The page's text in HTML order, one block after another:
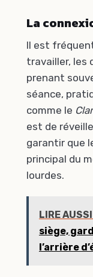
La
Il est
travailler, les
prenant
séance,
comme le
est de
garantir que
principal du
lourdes.
LIRE AUSSI
siège,
l’arrière